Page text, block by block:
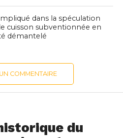
dans la spéculation
cuisson subventionnée en
démantelé
COMMENTAIRE
du